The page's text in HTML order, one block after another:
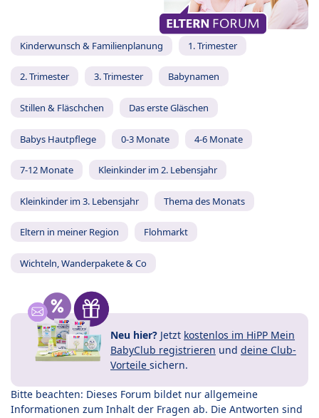
Kinderwunsch & Familienplanung 1. Trimester
2. Trimester 3. Trimester Babynamen
Stillen & Fläschchen Das erste Gläschen
Babys Hautpflege 0-3 Monate 4-6 Monate
7-12 Monate Kleinkinder im 2. Lebensjahr
Kleinkinder im 3. Lebensjahr Thema des Monats
Eltern in meiner Region Flohmarkt
Wichteln, Wanderpakete & Co
Neu hier? Jetzt kostenlos im HiPP Mein
BabyClub registrieren und deine Club-
Vorteile sichern.
Bitte beachten: Dieses Forum bildet nur allgemeine
Informationen zum Inhalt der Fragen ab. Die Antworten sind